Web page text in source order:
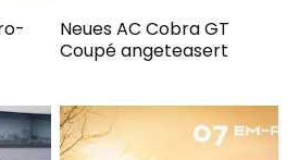
Neues AC Cobra GT
Coupé angeteasert